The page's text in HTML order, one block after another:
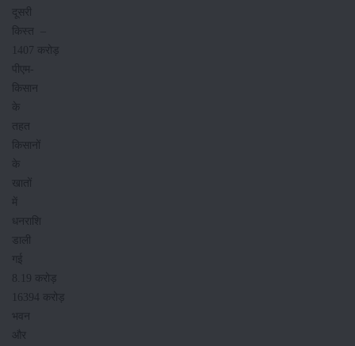
दूसरी
किस्‍त –
1407 करोड़
पीएम-
किसान
के
तहत
किसानों
के
खातों
में
धनराशि
डाली
गई
8.19 करोड़
16394 करोड़
भवन
और